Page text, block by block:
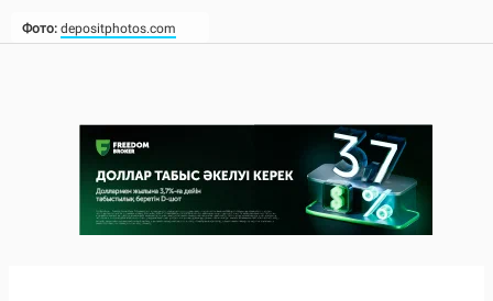
Фото: depositphotos.com